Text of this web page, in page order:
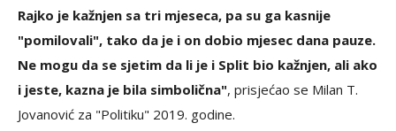
Rajko je kažnjen sa tri mjeseca, pa su ga kasnije
"pomilovali", tako da je i on dobio mjesec dana pauze.
Ne mogu da se sjetim da li je i Split bio kažnjen, ali ako
i jeste, kazna je bila simbolična", prisjećao se Milan T.
Jovanović za "Politiku" 2019. godine.